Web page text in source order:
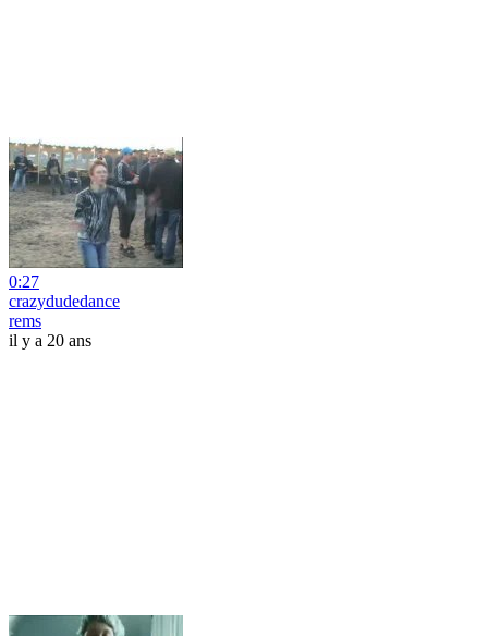
0:27
crazydudedance
rems
il y a 20 ans